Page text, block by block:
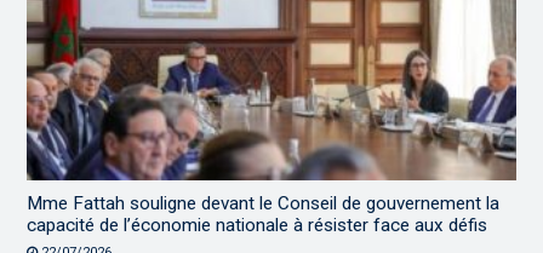
Mme Fattah souligne devant le Conseil de gouvernement la
capacité de l’économie nationale à résister face aux défis